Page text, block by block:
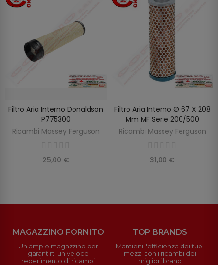
AGGIUNGI AL CARRELLO
Filtro Aria Interno Donaldson
P775300
Ricambi Massey Ferguson
25,00 €
SCOPRIRE
Filtro Aria Interno Ø 67 X 208
Mm MF Serie 200/500
Ricambi Massey Ferguson
31,00 €
MAGAZZINO FORNITO
Un ampio magazzino per
garantirti un veloce
reperimento di ricambi
TOP BRANDS
Mantieni l'efficienza dei tuoi
mezzi con i ricambi dei
migliori brand